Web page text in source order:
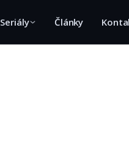
Seriály Články